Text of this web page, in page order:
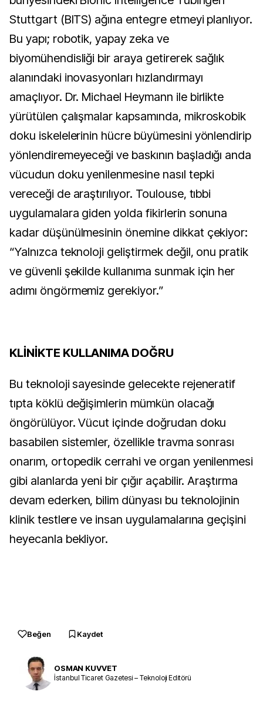
Stuttgart (BITS) ağına entegre etmeyi planlıyor.
Bu yapı; robotik, yapay zeka ve
biyomühendisliği bir araya getirerek sağlık
alanındaki inovasyonları hızlandırmayı
amaçlıyor. Dr. Michael Heymann ile birlikte
yürütülen çalışmalar kapsamında, mikroskobik
doku iskelelerinin hücre büyümesini yönlendirip
yönlendiremeyeceği ve baskının başladığı anda
vücudun doku yenilenmesine nasıl tepki
vereceği de araştırılıyor. Toulouse, tıbbi
uygulamalara giden yolda fikirlerin sonuna
kadar düşünülmesinin önemine dikkat çekiyor:
“Yalnızca teknoloji geliştirmek değil, onu pratik
ve güvenli şekilde kullanıma sunmak için her
adımı öngörmemiz gerekiyor.”
KLİNİKTE KULLANIMA DOĞRU
Bu teknoloji sayesinde gelecekte rejeneratif
tıpta köklü değişimlerin mümkün olacağı
öngörülüyor. Vücut içinde doğrudan doku
basabilen sistemler, özellikle travma sonrası
onarım, ortopedik cerrahi ve organ yenilenmesi
gibi alanlarda yeni bir çığır açabilir. Araştırma
devam ederken, bilim dünyası bu teknolojinin
klinik testlere ve insan uygulamalarına geçişini
heyecanla bekliyor.
Beğen Kaydet
OSMAN KUVVET
İstanbul Ticaret Gazetesi – Teknoloji Editörü